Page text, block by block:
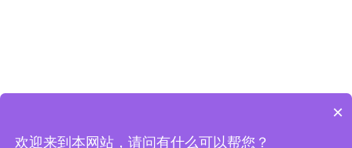
×
欢迎来到本网站，请问有什么可以帮您？